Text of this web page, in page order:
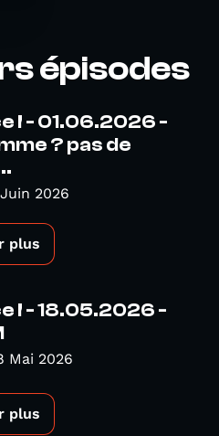
épisodes
! - 01.06.2026 -
? pas de
2026
plus
! - 18.05.2026 -
Mai 2026
plus